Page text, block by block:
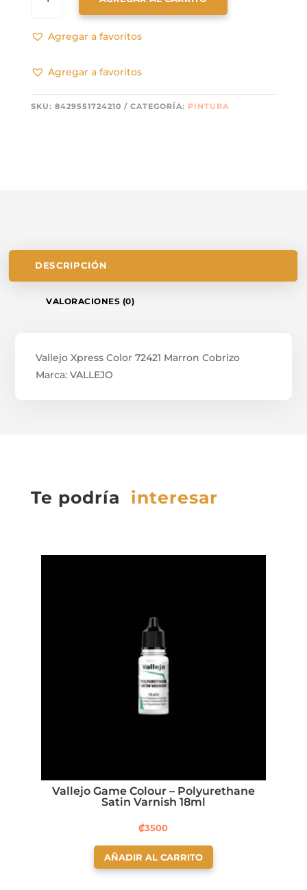
72421
CANTIDAD
Agregar a favoritos
Agregar a favoritos
SKU: 8429551724210 CATEGORÍA: PINTURA
DESCRIPCIÓN
VALORACIONES (0)
Vallejo Xpress Color 72421 Marron Cobrizo
Marca: VALLEJO
Te podría interesar
Vallejo Game Colour – Polyurethane
Satin Varnish 18ml
₡3500
AÑADIR AL CARRITO